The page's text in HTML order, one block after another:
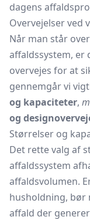
dagens
Overvejelser ved
Når man står
affaldssystem,
overvejes for at
gennemgår vi
og kapaciteter,
og
Størrelser og
Det rette valg af
affaldssystem
affaldsvolumen.
husholdning, bør
affald der